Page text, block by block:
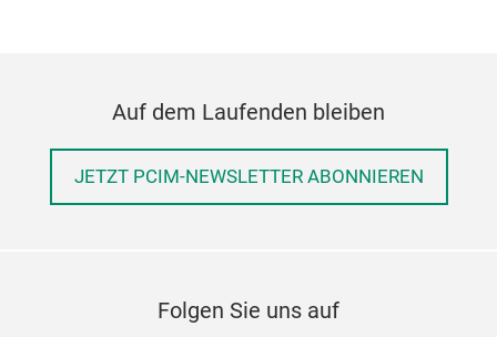
Auf dem Laufenden bleiben
JETZT PCIM-NEWSLETTER ABONNIEREN
Folgen Sie uns auf